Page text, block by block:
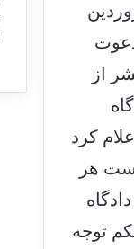
خود را به بوداپست دعوت کرد و نتانیاهو در در 14 فروردین
از
کرد
هر
توجه